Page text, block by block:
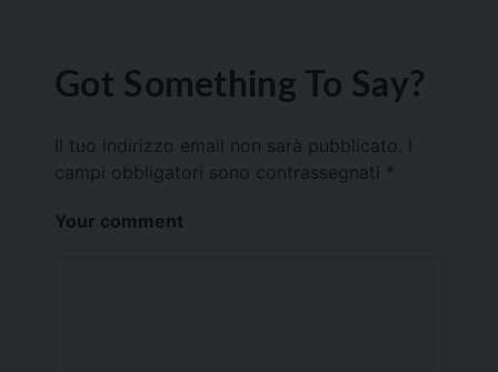
Got Something To Say?
Il tuo indirizzo email non sarà pubblicato.
campi obbligatori sono contrassegnati *
Your comment